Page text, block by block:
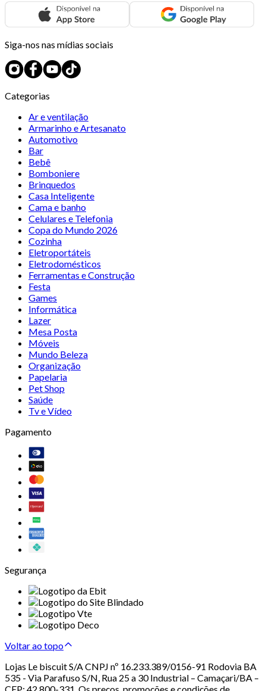
Siga-nos nas mídias sociais
Categorias
Ar e ventilação
Armarinho e Artesanato
Automotivo
Bar
Bebê
Bomboniere
Brinquedos
Casa Inteligente
Cama e banho
Celulares e Telefonia
Copa do Mundo 2026
Cozinha
Eletroportáteis
Eletrodomésticos
Ferramentas e Construção
Festa
Games
Informática
Lazer
Mesa Posta
Móveis
Mundo Beleza
Organização
Papelaria
Pet Shop
Saúde
Tv e Vídeo
Pagamento
Segurança
Voltar ao topo
Lojas Le biscuit S/A CNPJ nº 16.233.389/0156-91 Rodovia BA
535 - Via Parafuso S/N, Rua 25 a 30 Industrial – Camaçari/BA –